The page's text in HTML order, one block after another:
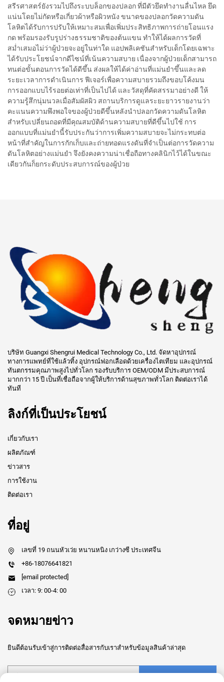
สรีรศาสตร์ยังรวมไปถึงระบบล็อกของปลอก ที่มีตัวยึดทำงานลื่นไหล ยึด
แน่นโดยไม่กัดหรือเกี่ยวผ้าหรือผิวหนัง ขนาดของปลอกวัดความดัน
โลหิตได้รับการปรับให้เหมาะสมเพื่อเพิ่มประสิทธิภาพการถ่ายโอนแรง
กด พร้อมรองรับรูปร่างธรรมชาติของต้นแขน ทำให้ได้ผลการวัดที่
สม่ำเสมอไม่ว่าผู้ป่วยจะอยู่ในท่าใด แอปพลิเคชันสำหรับเด็กโดยเฉพาะ
ได้รับประโยชน์จากดีไซน์ที่เน้นความสบาย เนื่องจากผู้ป่วยเด็กสามารถ
ทนต่อขั้นตอนการวัดได้ดีขึ้น ส่งผลให้ได้ค่าอ่านที่แม่นยำขึ้นและลด
ระยะเวลาการดำเนินการ ฟีเจอร์เพื่อความสบายรวมถึงขอบโค้งมน
การออกแบบไร้รอยต่อเท่าที่เป็นไปได้ และวัสดุที่คัดสรรมาอย่างดี ให้
ความรู้สึกนุ่มนวลเมื่อสัมผัสผิว สถานบริการดูแลระยะยาวรายงานว่า
คะแนนความพึงพอใจของผู้ป่วยดีขึ้นหลังนำปลอกวัดความดันโลหิต
สำหรับเปลี่ยนถอดที่มีคุณสมบัติด้านความสบายที่ดีขึ้นไปใช้ การ
ออกแบบที่แม่นยำนี้รับประกันว่าการเพิ่มความสบายจะไม่กระทบต่อ
หน้าที่สำคัญในการกักเก็บและถ่ายทอดแรงดันที่จำเป็นต่อการวัดความ
ดันโลหิตอย่างแม่นยำ จึงยังคงความน่าเชื่อถือทางคลินิกไว้ได้ในขณะ
เดียวกันก็ยกระดับประสบการณ์ของผู้ป่วย
บริษัท Guangxi Shengrui Medical Technology Co., Ltd. จัดหาอุปกรณ์
ทางการแพทย์ที่ใช้แล้วทิ้ง อุปกรณ์ฟอกเลือดด้วยเครื่องไตเทียม และอุปกรณ์
ทันตกรรมคุณภาพสูงไปทั่วโลก รองรับบริการ OEM/ODM มีประสบการณ์
มากกว่า 15 ปี เป็นที่เชื่อถือจากผู้ให้บริการด้านสุขภาพทั่วโลก ติดต่อเราได้
ทันที
ลิงก์ที่เป็นประโยชน์
เกี่ยวกับเรา
ผลิตภัณฑ์
ข่าวสาร
การใช้งาน
ติดต่อเรา
ที่อยู่
เลขที่ 19 ถนนหัวเว่ย หนานหนิง เกว่างซี ประเทศจีน
+86-18076641821
[email protected]
เวลา: 9: 00-4: 00
จดหมายข่าว
ยินดีต้อนรับเข้าสู่การติดต่อสื่อสารกับเราสำหรับข้อมูลสินค้าล่าสุด